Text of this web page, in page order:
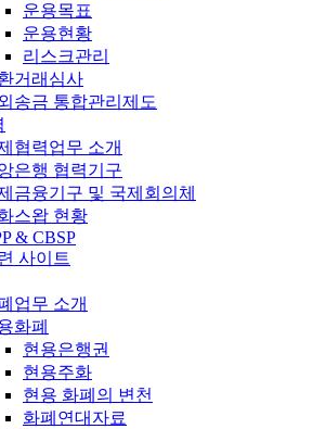
운용목표
운용현황
리스크관리
거래심사
송금 통합관리제도
협력업무 소개
은행 협력기구
금융기구 및 국제회의체
스왑 현황
& CBSP
사이트
업무 소개
화폐
현용은행권
현용주화
현용 화폐의 변천
화폐연대자료